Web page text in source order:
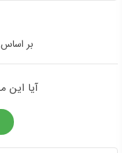
بر
آیا این